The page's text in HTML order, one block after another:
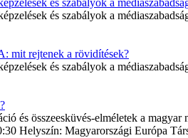
és szabályok a
és szabályok a
mit rejtenek a rövidítések?
és szabályok a
és összeesküvés-elméletek a
Helyszín: Magyarországi Európa